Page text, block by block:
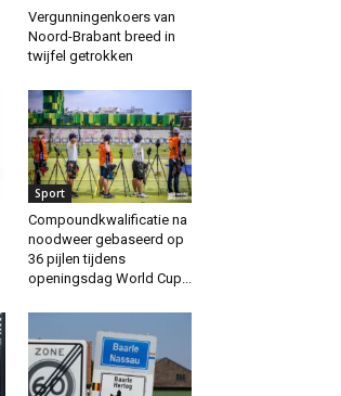
Vergunningenkoers van
Noord-Brabant breed in
twijfel getrokken
Sport
Compoundkwalificatie na
noodweer gebaseerd op
36 pijlen tijdens
openingsdag World Cup...